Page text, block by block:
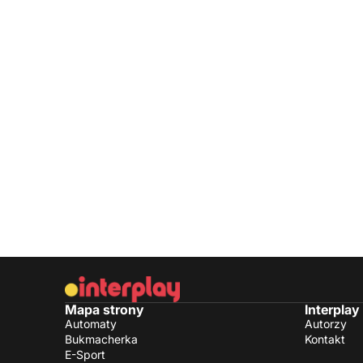
Mapa strony
Automaty
Bukmacherka
E-Sport
Interplay
Autorzy
Kontakt